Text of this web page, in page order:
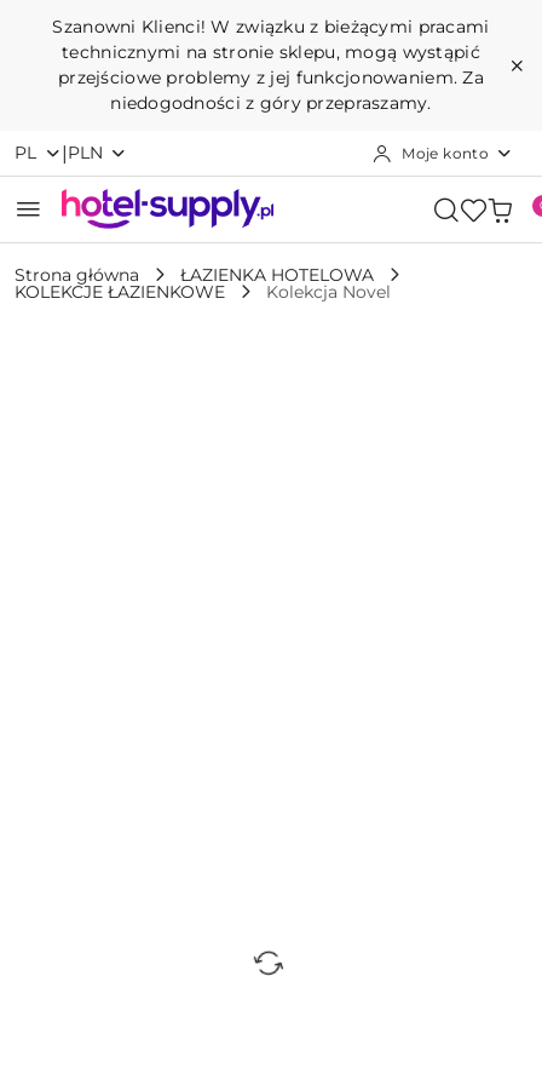
Przejdź do treści głównej
Przejdź do wyszukiwarki
Przejdź do moje konto
Przejdź do menu głównego
Przejdź do opisu produktu
Przejdź do stopki
Szanowni Klienci! W związku z bieżącymi pracami
technicznymi na stronie sklepu, mogą wystąpić
przejściowe problemy z jej funkcjonowaniem. Za
niedogodności z góry przepraszamy.
PL |PLN Moje konto
Strona główna ŁAZIENKA HOTELOWA
KOLEKCJE ŁAZIENKOWE Kolekcja Novel